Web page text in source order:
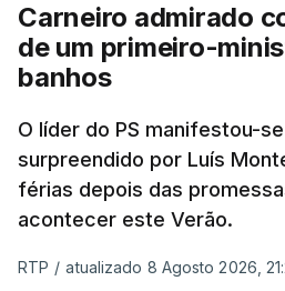
Carneiro admirado
de um primeiro-
banhos
O líder do PS manifestou-
surpreendido por Luís
férias depois das
acontecer este Verão.
RTP / atualizado 8 Agosto 2026,